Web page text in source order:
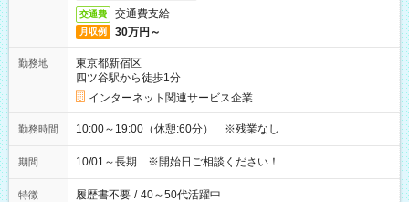
交通費 交通費支給
月収例 30万円～
勤務地
東京都新宿区
四ツ谷駅から徒歩1分
インターネット関連サービス企業
勤務時間 10:00～19:00（休憩:60分） ※残業なし
期間 10/01～長期 ※開始日ご相談ください！
特徴 履歴書不要 / 40～50代活躍中